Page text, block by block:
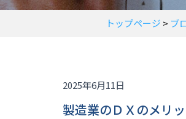
トップページ > ブ
2025年6月11日
製造業のＤＸのメリ